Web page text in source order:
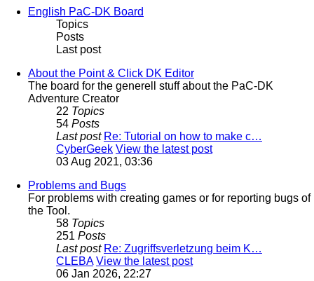
English PaC-DK Board
Topics
Posts
Last post
About the Point & Click DK Editor
The board for the generell stuff about the PaC-DK
Adventure Creator
22 Topics
54 Posts
Last post Re: Tutorial on how to make c…
CyberGeek View the latest post
03 Aug 2021, 03:36
Problems and Bugs
For problems with creating games or for reporting bugs of
the Tool.
58 Topics
251 Posts
Last post Re: Zugriffsverletzung beim K…
CLEBA View the latest post
06 Jan 2026, 22:27